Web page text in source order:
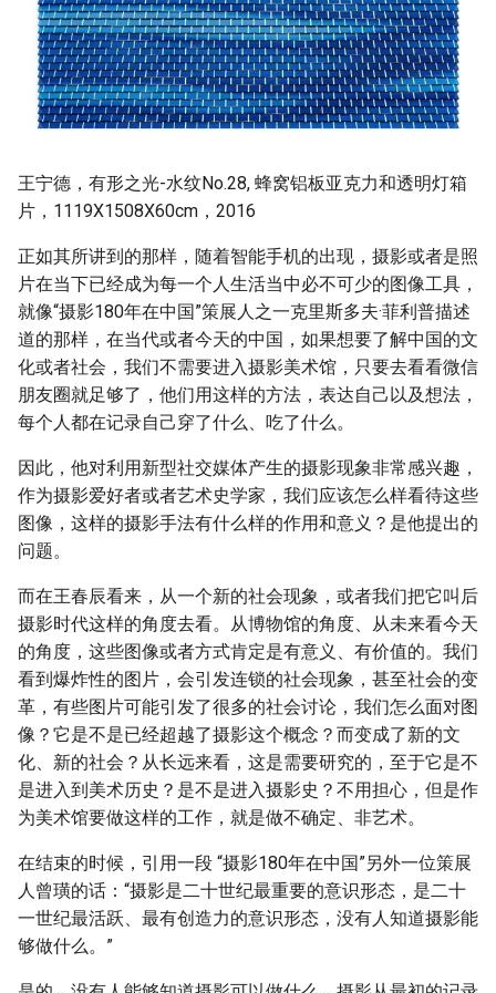
王宁德，有形之光-水纹No.28, 蜂窝铝板亚克力和透明灯箱
片，1119X1508X60cm，2016
正如其所讲到的那样，随着智能手机的出现，摄影或者是照
片在当下已经成为每一个人生活当中必不可少的图像工具，
就像“摄影180年在中国”策展人之一克里斯多夫·菲利普描述
道的那样，在当代或者今天的中国，如果想要了解中国的文
化或者社会，我们不需要进入摄影美术馆，只要去看看微信
朋友圈就足够了，他们用这样的方法，表达自己以及想法，
每个人都在记录自己穿了什么、吃了什么。
因此，他对利用新型社交媒体产生的摄影现象非常感兴趣，
作为摄影爱好者或者艺术史学家，我们应该怎么样看待这些
图像，这样的摄影手法有什么样的作用和意义？是他提出的
问题。
而在王春辰看来，从一个新的社会现象，或者我们把它叫后
摄影时代这样的角度去看。从博物馆的角度、从未来看今天
的角度，这些图像或者方式肯定是有意义、有价值的。我们
看到爆炸性的图片，会引发连锁的社会现象，甚至社会的变
革，有些图片可能引发了很多的社会讨论，我们怎么面对图
像？它是不是已经超越了摄影这个概念？而变成了新的文
化、新的社会？从长远来看，这是需要研究的，至于它是不
是进入到美术历史？是不是进入摄影史？不用担心，但是作
为美术馆要做这样的工作，就是做不确定、非艺术。
在结束的时候，引用一段 “摄影180年在中国”另外一位策展
人曾璜的话：“摄影是二十世纪最重要的意识形态，是二十
一世纪最活跃、最有创造力的意识形态，没有人知道摄影能
够做什么。”